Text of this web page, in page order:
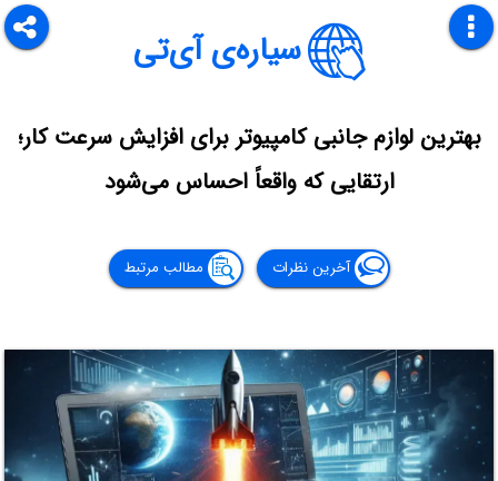
سیاره‌ی آی‌تی
بهترین لوازم جانبی کامپیوتر برای افزایش سرعت کار؛
ارتقایی که واقعاً احساس می‌شود
آخرین نظرات مطالب مرتبط